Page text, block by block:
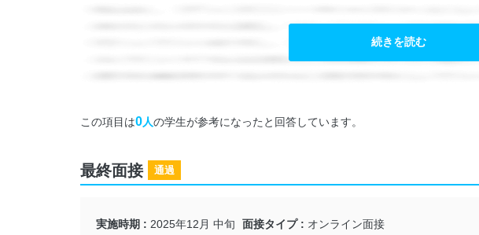
続きを読む
この項目は0人の学生が参考になったと回答しています。
最終面接 通過
実施時期 2025年12月 中旬 面接タイプ オンライン面接